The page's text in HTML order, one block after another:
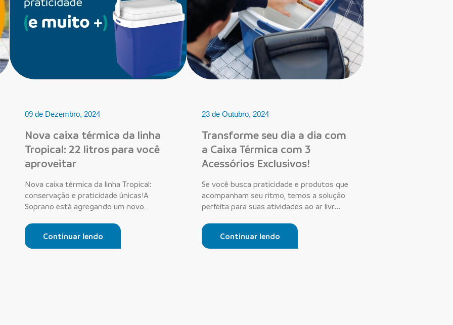
09 de Dezembro, 2024
Nova caixa térmica da linha
Tropical: 22 litros para você
aproveitar
Nova caixa térmica da linha Tropical:
conservação e praticidade únicas!A
Soprano está agregando um novo
Continuar lendo
23 de Outubro, 2024
Transforme seu dia a dia com
a Caixa Térmica com 3
Acessórios Exclusivos!
Se você busca praticidade e produtos que
acompanham seu ritmo, temos a solução
perfeita para suas atividades ao ar livr...
Continuar lendo